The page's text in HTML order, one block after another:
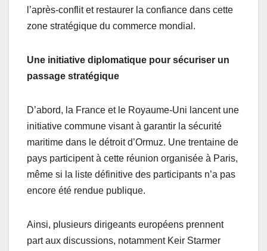
l’après-conflit et restaurer la confiance dans cette
zone stratégique du commerce mondial.
Une initiative diplomatique pour sécuriser un
passage stratégique
D’abord, la France et le Royaume-Uni lancent une
initiative commune visant à garantir la sécurité
maritime dans le détroit d’Ormuz. Une trentaine de
pays participent à cette réunion organisée à Paris,
même si la liste définitive des participants n’a pas
encore été rendue publique.
Ainsi, plusieurs dirigeants européens prennent
part aux discussions, notamment Keir Starmer